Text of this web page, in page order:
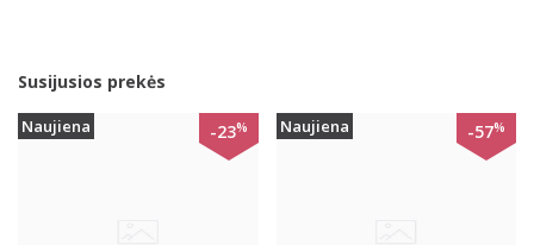
Susijusios prekės
Naujiena -23% Naujiena -57%